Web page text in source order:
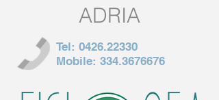
ADRIA
Tel: 0426.22330
Mobile: 334.3676676